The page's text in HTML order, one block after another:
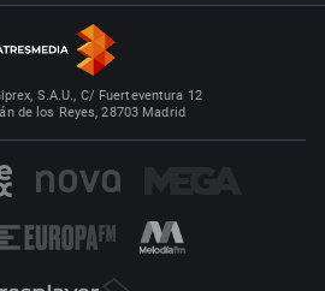
S.A.U., C/ Fuerteventura 12
de los Reyes, 28703 Madrid